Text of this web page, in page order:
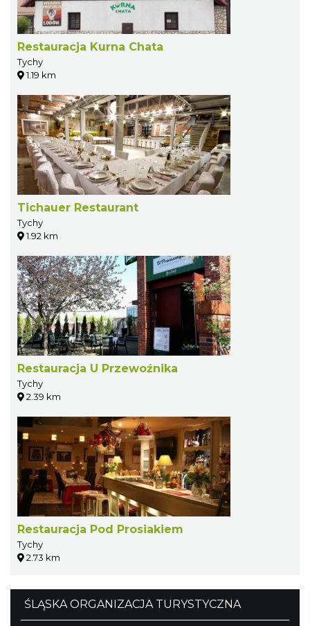
Restauracja Kurna Chata
Tychy
1.19 km
Tichauer Restaurant
Tychy
1.92 km
Restauracja U Przewoźnika
Tychy
2.39 km
Restauracja Pod Prosiakiem
Tychy
2.73 km
ŚLĄSKA ORGANIZACJA TURYSTYCZNA